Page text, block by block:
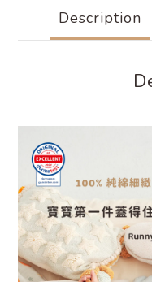
Description